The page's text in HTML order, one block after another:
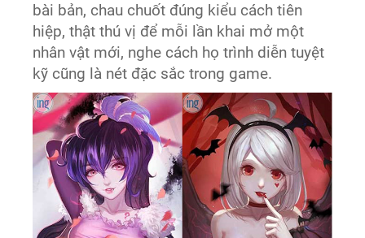
bài bản, chau chuốt đúng kiểu cách tiên
hiệp, thật thú vị để mỗi lần khai mở một
nhân vật mới, nghe cách họ trình diễn tuyệt
kỹ cũng là nét đặc sắc trong game.